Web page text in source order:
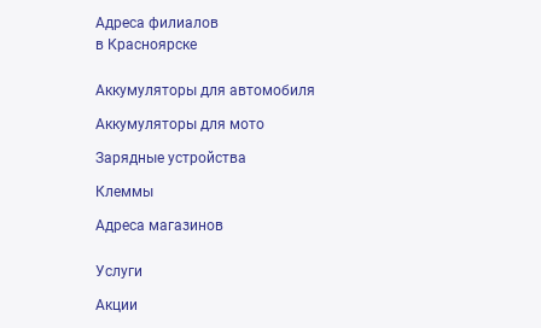
Адреса филиалов
в Красноярске
Аккумуляторы для автомобиля
Аккумуляторы для мото
Зарядные устройства
Клеммы
Адреса магазинов
Услуги
Акции